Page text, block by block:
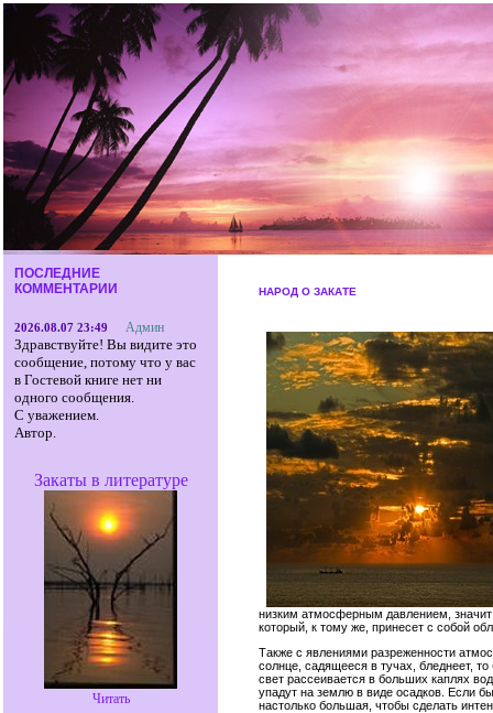
ПОСЛЕДНИЕ
КОММЕНТАРИИ
2026.08.07 23:49 Админ
Здравствуйте! Вы видите это
сообщение, потому что у вас
в Гостевой книге нет ни
одного сообщения.
С уважением.
Автор.
Закаты в литературе
Читать
НАРОД О ЗАКАТЕ
низким атмосферным давлением, значит
который, к тому же, принесет с собой
Также с явлениями разреженности
солнце, садящееся в тучах, бледнеет,
свет рассеивается в больших каплях
упадут на землю в виде осадков. Если
настолько большая, чтобы сделать